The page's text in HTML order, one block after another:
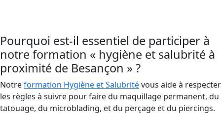
Pourquoi est-il essentiel de participer à
notre formation « hygiène et salubrité à
proximité de Besançon » ?
Notreformation Hygiène et Salubritévous aide à respecter
les règles à suivre pour faire du maquillage permanent, du
tatouage, du microblading, et du perçage et du piercings.